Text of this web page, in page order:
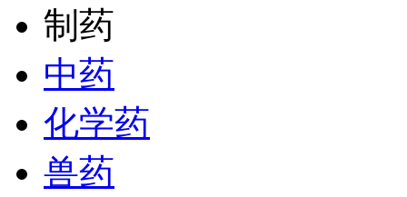
制药
中药
化学药
兽药